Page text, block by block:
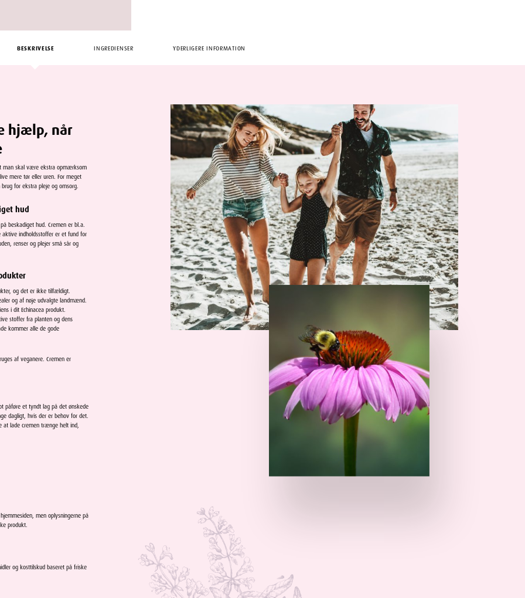
BESKRIVELSE INGREDIENSER YDERLIGERE INFORMATION
hjælp, når
man skal være ekstra opmærksom
mere tør eller uren. For meget
for ekstra pleje og omsorg.
hud
beskadiget hud. Cremen er bl.a.
indholdsstoffer er et fund for
renser og plejer små sår og
og det er ikke tilfældigt.
og af nøje udvalgte landmænd.
i dit Echinacea produkt.
stoffer fra planten og dens
kommer alle de gode
af veganere. Cremen er
påføre et tyndt lag på det ønskede
dagligt, hvis der er behov for det.
at lade cremen trænge helt ind,
men oplysningerne på
produkt.
og kosttilskud baseret på friske